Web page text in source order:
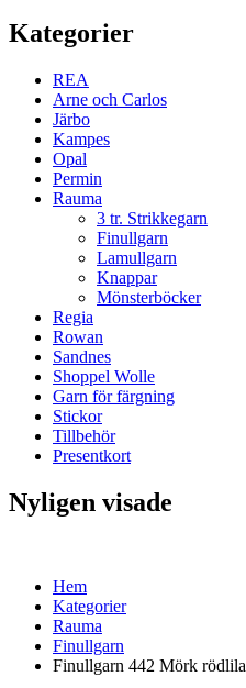
Kategorier
REA
Arne och Carlos
Järbo
Kampes
Opal
Permin
Rauma
3 tr. Strikkegarn
Finullgarn
Lamullgarn
Knappar
Mönsterböcker
Regia
Rowan
Sandnes
Shoppel Wolle
Garn för färgning
Stickor
Tillbehör
Presentkort
Nyligen visade
Hem
Kategorier
Rauma
Finullgarn
Finullgarn 442 Mörk rödlila